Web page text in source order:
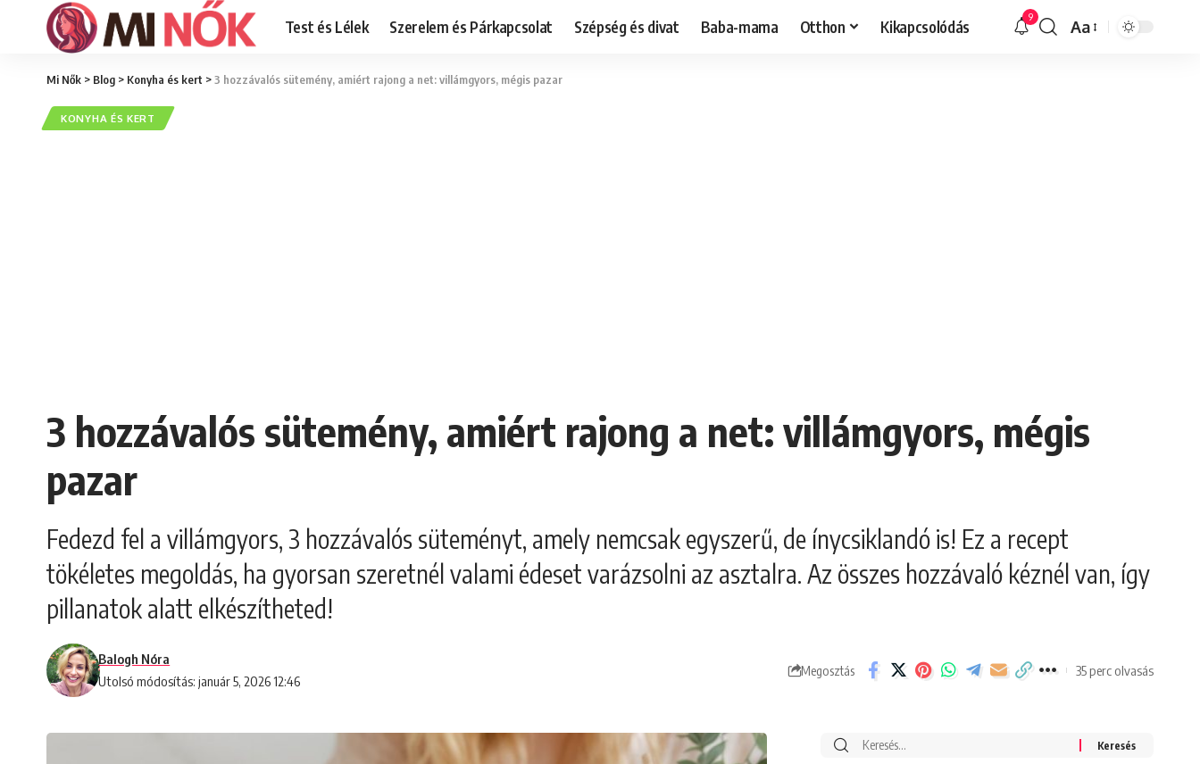
Test és Lélek Szerelem és Párkapcsolat Szépség és divat Baba-mama Otthon Kikapcsolódás 9
Font
Aa
Mi Nők > Blog > Konyha és kert >3 hozzávalós sütemény, amiért rajong a net: villámgyors, mégis pazar
KONYHA ÉS KERT
3 hozzávalós sütemény, amiért rajong a net: villámgyors, mégis
pazar
Fedezd fel a villámgyors, 3 hozzávalós süteményt, amely nemcsak egyszerű, de ínycsiklandó is! Ez a recept
tökéletes megoldás, ha gyorsan szeretnél valami édeset varázsolni az asztalra. Az összes hozzávaló kéznél van, így
pillanatok alatt elkészítheted!
Utolsó módosítás: január 5, 2026 12:46
Balogh Nóra
Megosztás 35 perc olvasás
Search